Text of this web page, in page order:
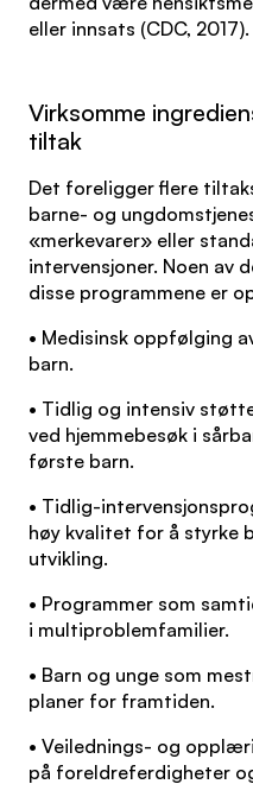
eller innsats (CDC, 2017).
Virksomme
tiltak
Det foreligger flere
barne- og
«merkevarer» eller
intervensjoner. Noen av
disse programmene er
• Medisinsk oppfølging
barn.
• Tidlig og intensiv
ved hjemmebesøk i
første barn.
• Tidlig-
høy kvalitet for å styrke
utvikling.
• Programmer som
i multiproblemfamilier.
• Barn og unge som
planer for framtiden.
• Veilednings- og
på foreldreferdigheter